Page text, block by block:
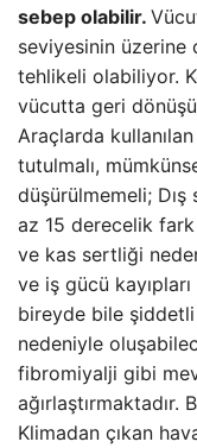
sebep olabilir.
seviyesinin üzerine
tehlikeli olabiliyor.
vücutta geri
Araçlarda
tutulmalı,
düşürülmemeli; Dış
az 15 derecelik
ve kas sertliği
ve iş gücü kayıpları
bireyde bile
nedeniyle
fibromiyalji gibi
Klimadan çıkan